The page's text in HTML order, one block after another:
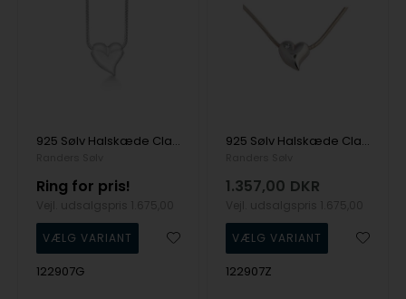
925 Sølv Halskæde Classic med Blank overflade fra Randers Sølv
Ring for pris!
122907G
925 Sølv Halskæde Classic med Blank overflade fra Randers Sølv
1.357,00 DKR
122907Z